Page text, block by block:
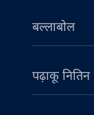
बल्लाबोल
पढ़ाकू नितिन